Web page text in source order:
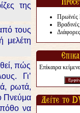
της
τους
μελέτη
πώς
Γι’
ρωτά,
Πνεύμα
πόθο να
Πρωϊνές
Επίκαιρα